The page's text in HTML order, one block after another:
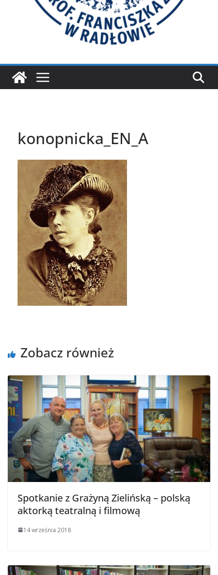
konopnicka_EN_A
Zobacz również
Spotkanie z Grażyną Zielińską – polską
aktorką teatralną i filmową
14 września 2018